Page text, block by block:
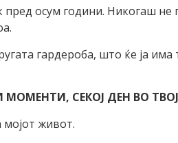
осум години. Никогаш не
гардероба, што ќе ја
СЕКОЈ ДЕН ВО
живот.